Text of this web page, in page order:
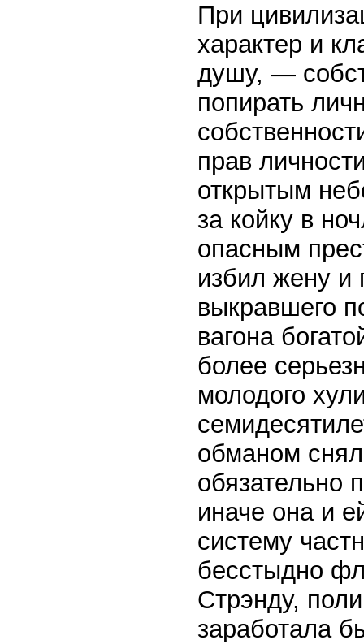
При
характер и
душу, —
попирать
прав
открытым
за койку в
опасным
избил жену и
выкравшего
вагона
более
молодого
обманом
обязательно
иначе она и
систему
бесстыдно
Стрэнду,
заработала